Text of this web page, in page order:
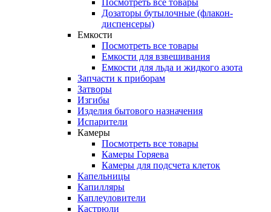
Посмотреть все товары
Дозаторы бутылочные (флакон-
диспенсеры)
Емкости
Посмотреть все товары
Емкости для взвешивания
Емкости для льда и жидкого азота
Запчасти к приборам
Затворы
Изгибы
Изделия бытового назначения
Испарители
Камеры
Посмотреть все товары
Камеры Горяева
Камеры для подсчета клеток
Капельницы
Капилляры
Каплеуловители
Кастрюли